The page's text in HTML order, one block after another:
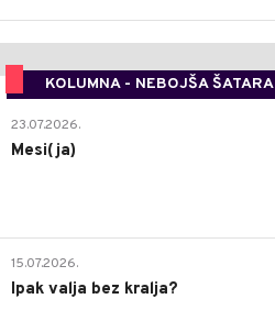
KOLUMNA - NEBOJŠA ŠATARA
23.07.2026.
Mesi(ja)
15.07.2026.
Ipak valja bez kralja?